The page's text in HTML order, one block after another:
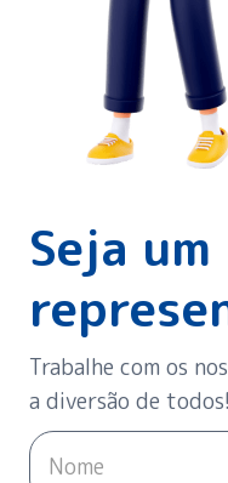
Seja um
Trabalhe com os
a diversão de todos!